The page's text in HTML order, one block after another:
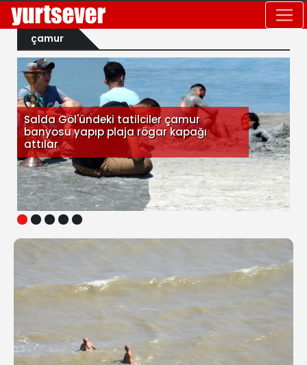
çamur
1 2 3 4 5
Salda Göl'ündeki tatilciler çamur
banyosu yapıp plaja rögar kapağı
attılar